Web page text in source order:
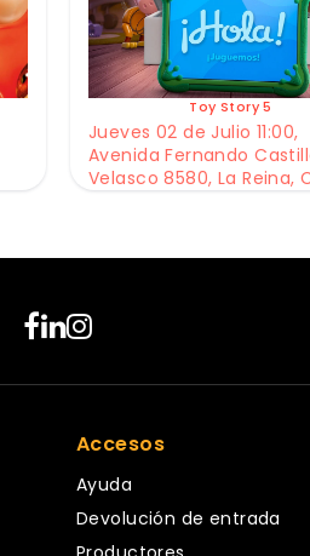
Toy Story 5
Jueves 02 de Julio 11:00,
Avenida Fernando
Velasco 8580, La Reina,
Accesos
Ayuda
Devolución de entrada